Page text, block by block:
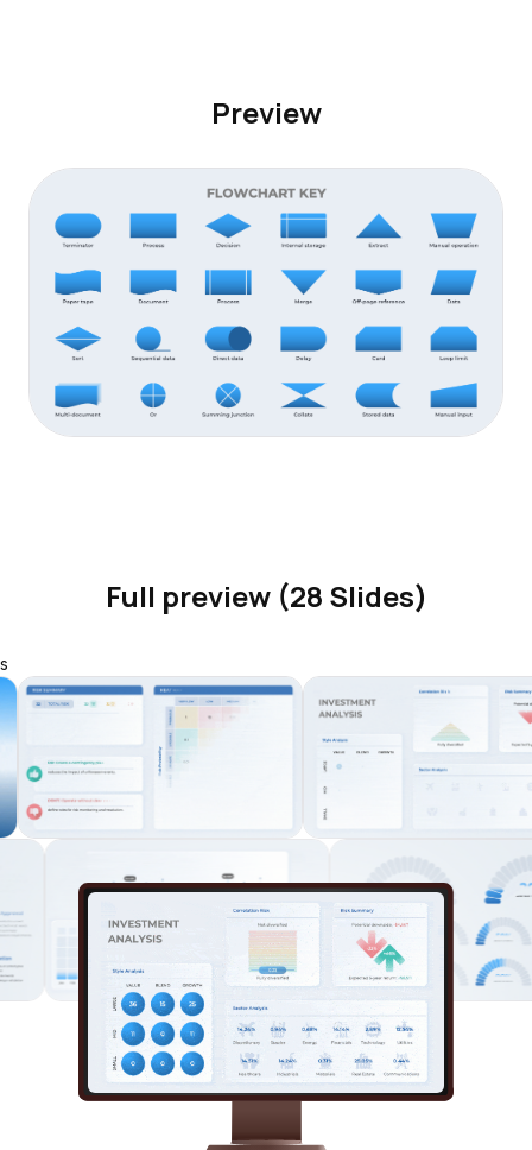
Preview
Full preview (28 Slides)
s